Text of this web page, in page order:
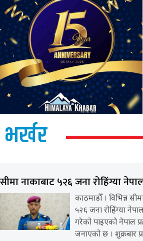
भर्खर
सीमा नाकाबाट ५२६ जना रोहिंग्या
काठमाडौँ । विभिन्न
५२६ जना रोहिंग्या
गरेको पाइएको नेपाल
जनाएको छ । शुक्रबार